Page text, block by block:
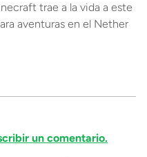
trae a la vida a este
aventuras en el Nether
un comentario.